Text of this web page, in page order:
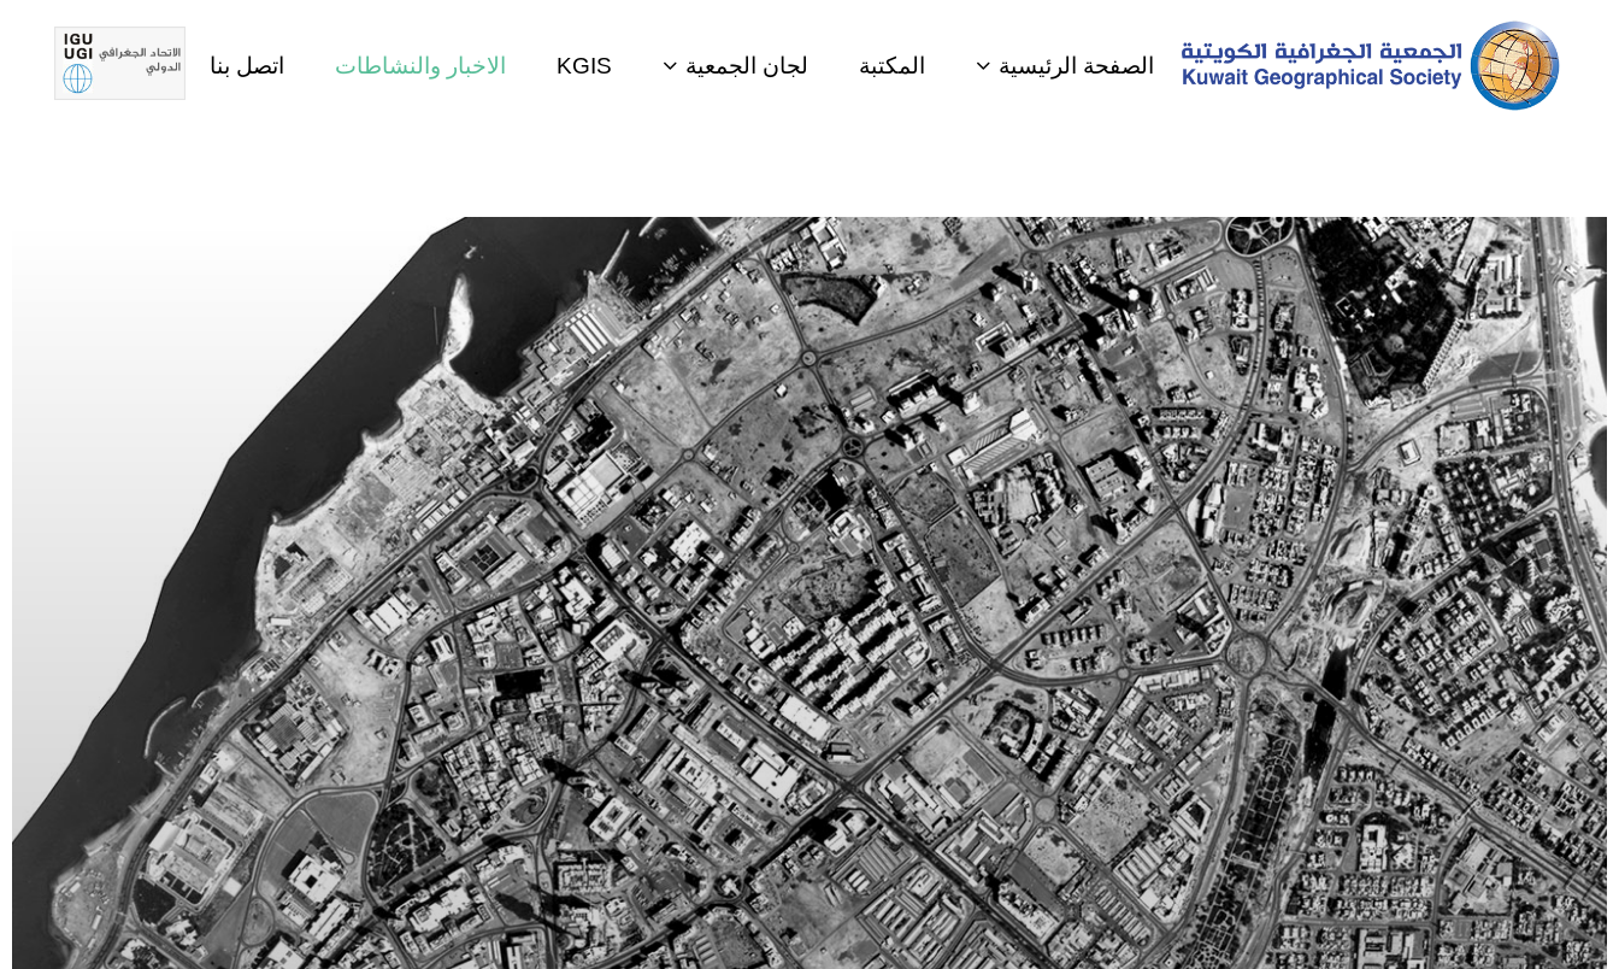
الصفحة الرئيسية المكتبة لجان الجمعية KGIS الاخبار والنشاطات اتصل بنا